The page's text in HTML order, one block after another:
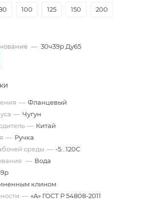
100 125 150 200
— 30ч39р Ду65
— Фланцевый
— Чугун
— Китай
— Ручка
среды — -5...120С
— Вода
клином
— «A» ГОСТ Р 54808-2011